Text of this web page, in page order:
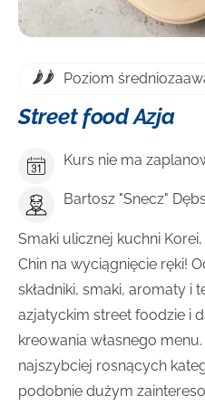
Poziom
Street food Azja
Kurs nie ma
Bartosz "Snecz"
Smaki ulicznej kuchni
Chin na wyciągnięcie ręki!
składniki, smaki, aromaty i
azjatyckim street foodzie i
kreowania własnego
najszybciej rosnących
podobnie dużym